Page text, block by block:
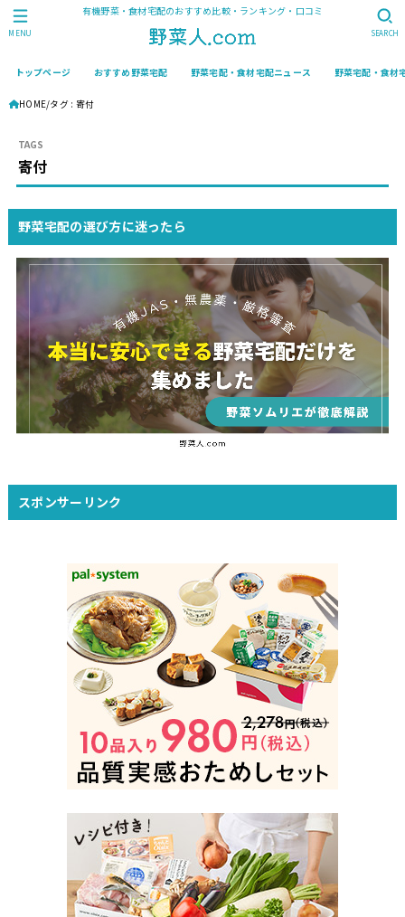
有機野菜・食材宅配のおすすめ比較・ランキング・口コミ
トップページ おすすめ野菜宅配 野菜宅配・食材宅配ニュース 野菜宅配・食材
SEARCH
MENU
HOME タグ : 寄付
寄付
野菜宅配の選び方に迷ったら
スポンサーリンク